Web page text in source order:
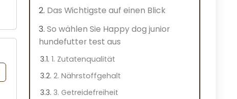
Das Wichtigste auf einen Blick
So wählen Sie Happy dog junior
hundefutter test aus
1. Zutatenqualität
2. Nährstoffgehalt
3. Getreidefreiheit